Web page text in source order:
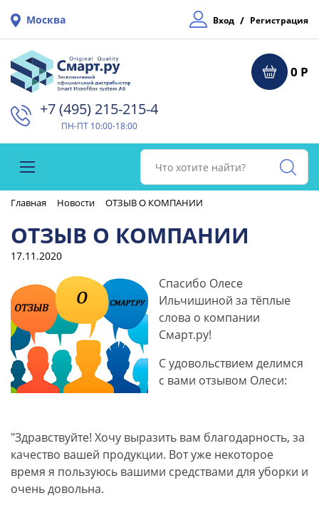
Москва Вход / Регистрация
0 Р
+7 (495) 215-215-4⁠
ПН-ПТ 10:00-18:00
Главная Новости ОТЗЫВ О КОМПАНИИ
ОТЗЫВ О КОМПАНИИ
17.11.2020
Спасибо Олесе
Ильчишиной за тёплые
слова о компании
Смарт.ру!
С удовольствием делимся
с вами отзывом Олеси:
"Здравствуйте! Хочу выразить вам благодарность, за
качество вашей продукции. Вот уже некоторое
время я пользуюсь вашими средствами для уборки и
очень довольна.